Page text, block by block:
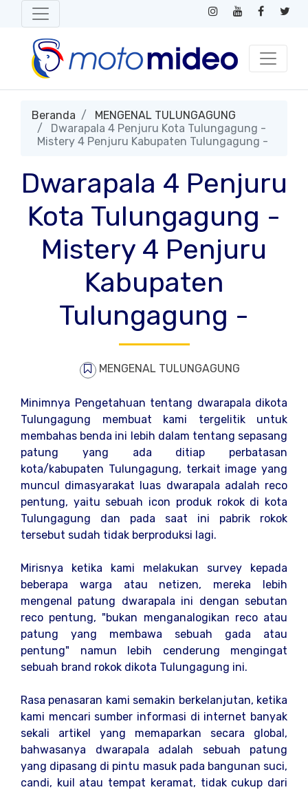
Beranda
MENGENAL TULUNGAGUNG
Dwarapala 4 Penjuru Kota Tulungagung -
Mistery 4 Penjuru Kabupaten Tulungagung -
Dwarapala 4 Penjuru
Kota Tulungagung -
Mistery 4 Penjuru
Kabupaten
Tulungagung -
MENGENAL TULUNGAGUNG
Minimnya Pengetahuan tentang dwarapala dikota
Tulungagung membuat kami tergelitik untuk
membahas benda ini lebih dalam tentang sepasang
patung yang ada ditiap perbatasan
kota/kabupaten Tulungagung, terkait image yang
muncul dimasyarakat luas dwarapala adalah reco
pentung, yaitu sebuah icon produk rokok di kota
Tulungagung dan pada saat ini pabrik rokok
tersebut sudah tidak berproduksi lagi.
Mirisnya ketika kami melakukan survey kepada
beberapa warga atau netizen, mereka lebih
mengenal patung dwarapala ini dengan sebutan
reco pentung, "bukan menganalogikan reco atau
patung yang membawa sebuah gada atau
pentung" namun lebih cenderung mengingat
sebuah brand rokok dikota Tulungagung ini.
Rasa penasaran kami semakin berkelanjutan, ketika
kami mencari sumber informasi di internet banyak
sekali artikel yang memaparkan secara global,
bahwasanya dwarapala adalah sebuah patung
yang dipasang di pintu masuk pada bangunan suci,
candi, kuil atau tempat keramat, tidak cukup dari